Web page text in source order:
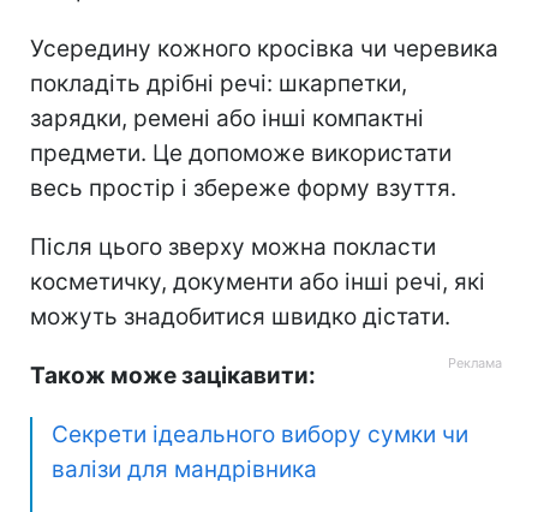
Усередину кожного кросівка чи черевика
покладіть дрібні речі: шкарпетки,
зарядки, ремені або інші компактні
предмети. Це допоможе використати
весь простір і збереже форму взуття.
Після цього зверху можна покласти
косметичку, документи або інші речі, які
можуть знадобитися швидко дістати.
Також може зацікавити:
Секрети ідеального вибору сумки чи
валізи для мандрівника